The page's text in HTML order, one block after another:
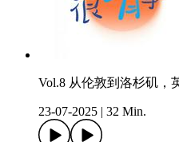
Vol.8 从伦敦到洛杉矶，
23-07-2025 32 Min.